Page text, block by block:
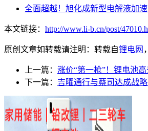
全面超越！旭化成新型电解液加
本文链接： http://www.li-b.cn/post/
原创文章如转载请注明：转载自锂电网
上一篇： 涨价“第一枪”！锂电池
下一篇： 吉曜通行与蔡司达成战